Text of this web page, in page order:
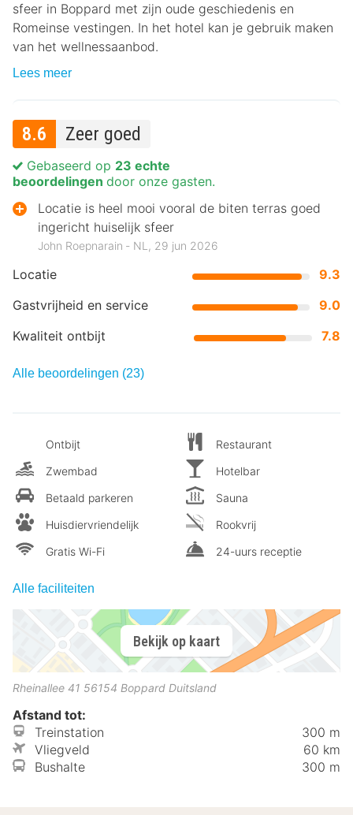
sfeer in Boppard met zijn oude geschiedenis en
Romeinse vestingen. In het hotel kan je gebruik maken
van het wellnessaanbod.
Lees meer
8.6 Zeer goed
Locatie
9.3
Gastvrijheid en service
9.0
Kwaliteit ontbijt
7.8
Gebaseerd op 23 echte
beoordelingen door onze gasten.
Locatie is heel mooi vooral de biten terras goed
ingericht huiselijk sfeer
John Roepnarain ‐ NL, 29 jun 2026
Alle beoordelingen (23)
Ontbijt
Zwembad
Betaald parkeren
Huisdiervriendelijk
Gratis Wi-Fi
Restaurant
Hotelbar
Sauna
Rookvrij
24-uurs receptie
Alle faciliteiten
Bekijk op kaart
Rheinallee 41 56154 Boppard Duitsland
Afstand tot:
Treinstation
300 m
Vliegveld
60 km
Bushalte
300 m